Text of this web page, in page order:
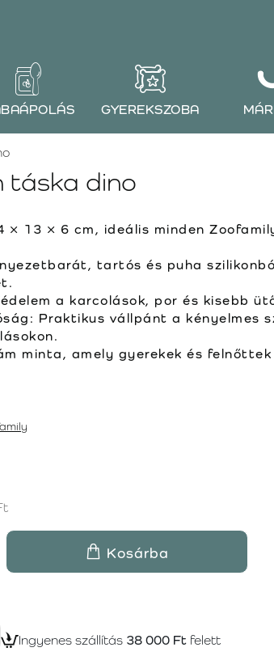
GYEREKSZOBA
táska dino
× 13 × 6 cm, ideális minden
tartós és puha
a karcolások, por és kisebb
Praktikus vállpánt a kényelmes
minta, amely gyerekek és felnőttek
Kosárba
Ingyenes szállítás 38 000 Ft felett